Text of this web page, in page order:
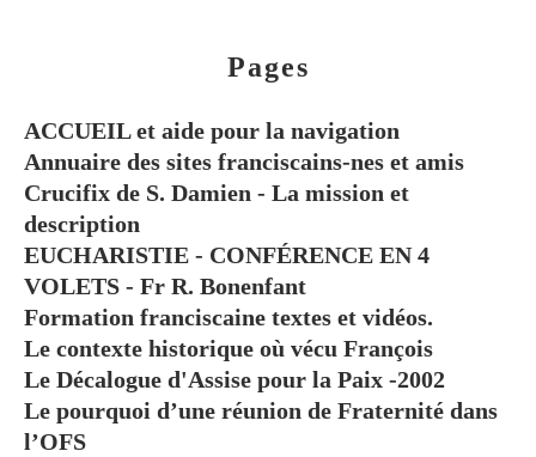
Pages
ACCUEIL et aide pour la navigation
Annuaire des sites franciscains-nes et amis
Crucifix de S. Damien - La mission et
description
EUCHARISTIE - CONFÉRENCE EN 4
VOLETS - Fr R. Bonenfant
Formation franciscaine textes et vidéos.
Le contexte historique où vécu François
Le Décalogue d'Assise pour la Paix -2002
Le pourquoi d’une réunion de Fraternité dans
l’OFS